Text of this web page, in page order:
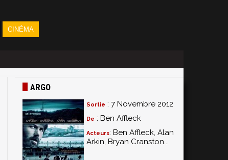
CINÉMA
ARGO
Sortie : 7 Novembre 2012
De : Ben Affleck
Acteurs: Ben Affleck, Alan
Arkin, Bryan Cranston...